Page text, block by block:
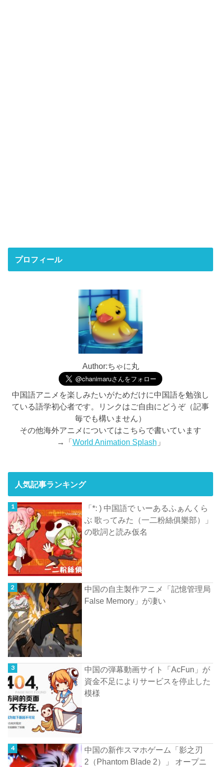
プロフィール
Author:ちゃに丸
中国語アニメを楽しみたいがためだけに中国語を勉強し
ている語学初心者です。リンクはご自由にどうぞ（記事
毎でも構いません）
その他海外アニメについてはこちらで書いています
→「World Animation Splash 」
人気記事ランキング
「*: ) 中国語で いーあるふぁんくら
ぶ 歌ってみた（一二粉絲俱樂部）」
の歌詞と読み仮名
中国の自主製作アニメ「記憶管理局
False Memory」が凄い
中国の弾幕動画サイト「AcFun」が
資金不足によりサービスを停止した
模様
中国の新作スマホゲーム「影之刃
2（Phantom Blade 2）」 オープニ